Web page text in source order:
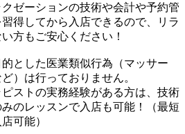
クゼーションの技術や会計や予約管
得してから入店できるので、リラ
方もご安心ください！
とした医業類似行為（マッサー
）は行っておりません。
ストの実務経験がある方は、技術
のレッスンで入店も可能！（最短
可能）